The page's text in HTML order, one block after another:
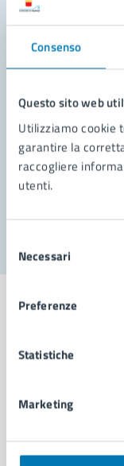
Consenso
Questo sito web
Utilizziamo cookie
garantire la
raccogliere
utenti.
delNecessari
Preferenze
Statistiche
Marketing
Leggi le
Richiedi
Prenota
Problemi in
Comune
AMMINISTRAZIONE
Organi di governo